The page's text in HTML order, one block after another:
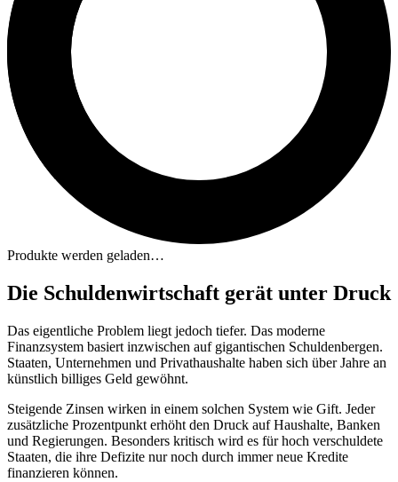
Produkte werden geladen…
Die Schuldenwirtschaft gerät unter Druck
Das eigentliche Problem liegt jedoch tiefer. Das moderne
Finanzsystem basiert inzwischen auf gigantischen Schuldenbergen.
Staaten, Unternehmen und Privathaushalte haben sich über Jahre an
künstlich billiges Geld gewöhnt.
Steigende Zinsen wirken in einem solchen System wie Gift. Jeder
zusätzliche Prozentpunkt erhöht den Druck auf Haushalte, Banken
und Regierungen. Besonders kritisch wird es für hoch verschuldete
Staaten, die ihre Defizite nur noch durch immer neue Kredite
finanzieren können.